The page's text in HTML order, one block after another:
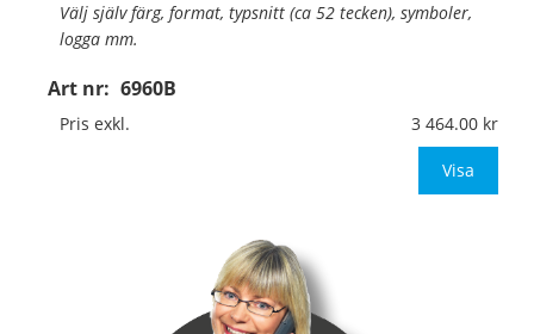
Art nr: 6960B
Välj själv färg, format, typsnitt (ca 52 tecken), symboler,
logga mm.
Material:Kantvikt aluminium, 2mm (stolpmontage)
Mått:594x841mm (eller annat mått upp till 0,50m²)
Pris exkl. 3 464.00
Visa